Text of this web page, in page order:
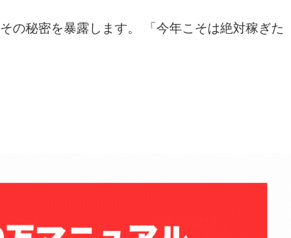
その秘密を暴露します。 「今年こそは絶対稼ぎた